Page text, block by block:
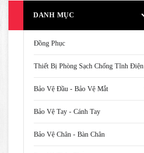
DANH MỤC
Đồng Phục
Thiết Bị Phòng Sạch Chống Tĩnh Điện
Bảo Vệ Đầu - Bảo Vệ Mắt
Bảo Vệ Tay - Cánh Tay
Bảo Vệ Chân - Bàn Chân